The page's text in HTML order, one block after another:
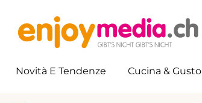
Novità E Tendenze Cucina & Gusto